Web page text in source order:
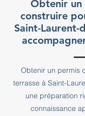
Obtenir un
construire
Saint-Laurent-
Obtenir un permis
terrasse à Saint-
une préparation
connaissance